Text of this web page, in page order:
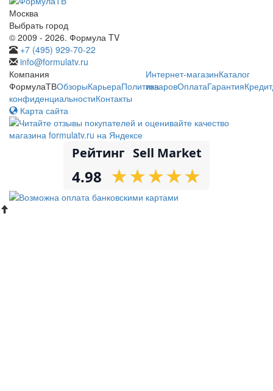
Москва
Выбрать город
© 2009 - 2026. Формула TV
+7 (495) 929-70-22
info@formulatv.ru
Компания
ФормулаТВОбзорыКарьераПолитика
конфиденциальностиКонтакты
Интернет-магазинКаталог
товаровОплатаГарантияКредит
Карта сайта
Рейтинг Sell Market
4.98 ★
★★
★★
★★
★★
★